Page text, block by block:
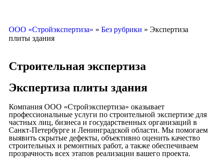
ООО «Стройэкспертиза» » Без рубрики » Экспертиза
плиты здания
Строительная экспертиза
Экспертиза плиты здания
Компания ООО «Стройэкспертиза» оказывает
профессиональные услуги по строительной экспертизе для
частных лиц, бизнеса и государственных организаций в
Санкт-Петербурге и Ленинградской области. Мы помогаем
выявить скрытые дефекты, объективно оценить качество
строительных и ремонтных работ, а также обеспечиваем
прозрачность всех этапов реализации вашего проекта.